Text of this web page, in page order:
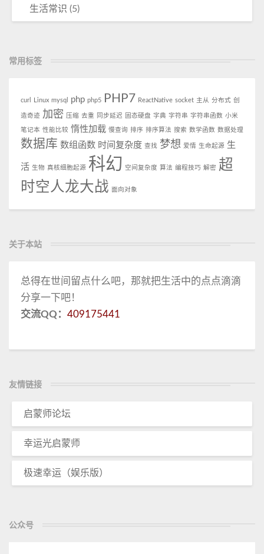
生活常识 (5)
常用标签
curl Linux mysql php php5 PHP7 ReactNative socket 主从 分布式 创
造奇迹 加密 压缩 去重 同步延迟 固态硬盘 字典 字符串 字符串函数 小米
笔记本 性能比较 惰性加载 慢查询 排序 排序算法 搜索 数学函数 数据处理
数据库 数组函数 时间复杂度 查找 梦想 爱情 生命起源 生
活 生物 真核细胞起源 科幻 空间复杂度 算法 编程技巧 解密 超
时空人龙大战 面向对象
关于本站
总得在世间留点什么吧，那就把生活中的点点滴滴
分享一下吧！
交流QQ： 409175441
友情链接
启蒙师论坛
幸运光启蒙师
极速幸运（娱乐版）
公众号